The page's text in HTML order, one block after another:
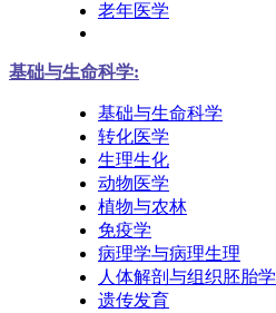
老年医学
基础与生命科学:
基础与生命科学
转化医学
生理生化
动物医学
植物与农林
免疫学
病理学与病理生理
人体解剖与组织胚胎学
遗传发育